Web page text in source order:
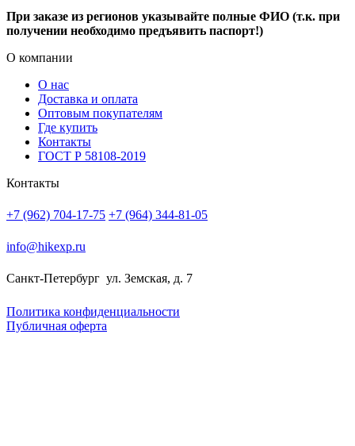
При заказе из регионов указывайте полные ФИО (т.к. при
получении необходимо предъявить паспорт!)
О компании
О нас
Доставка и оплата
Оптовым покупателям
Где купить
Контакты
ГОСТ Р 58108-2019
Контакты
+7 (962) 704-17-75 +7 (964) 344-81-05
info@hikexp.ru
Санкт-Петербург ул. Земская, д. 7
Политика конфиденциальности
Публичная оферта